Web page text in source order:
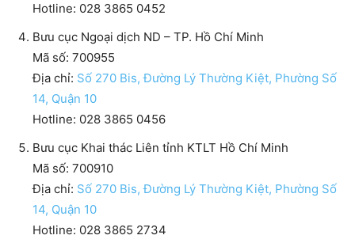
Hotline: 028 3865 0452
Bưu cục Ngoại dịch ND – TP. Hồ Chí Minh
Mã số: 700955
Địa chỉ: Số 270 Bis, Đường Lý Thường Kiệt, Phường Số
14, Quận 10
Hotline: 028 3865 0456
Bưu cục Khai thác Liên tỉnh KTLT Hồ Chí Minh
Mã số: 700910
Địa chỉ: Số 270 Bis, Đường Lý Thường Kiệt, Phường Số
14, Quận 10
Hotline: 028 ‎3865 2734